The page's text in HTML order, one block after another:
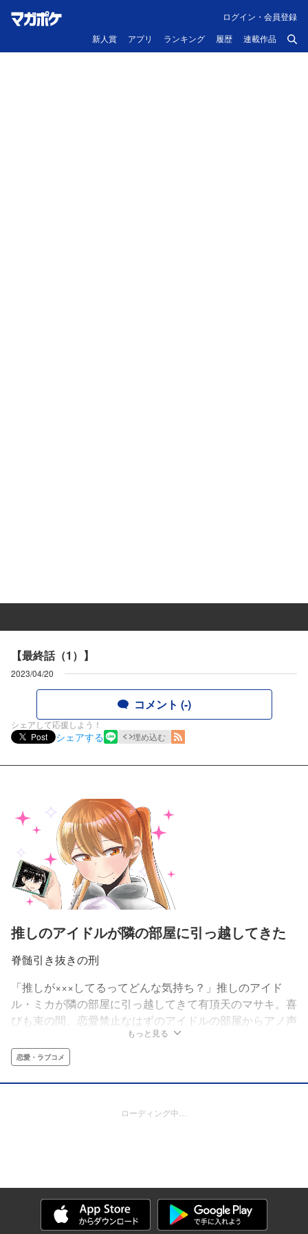
新人賞 アプリ ランキング 履歴 連載作品
ログイン・会員登録
【最終話（1）】
2023/04/20
コメント (-)
シェアして応援しよう！
Post
シェアする 埋め込む
推しのアイドルが隣の部屋に引っ越してきた
脊髄引き抜きの刑
「推しが×××してるってどんな気持ち？」推しのアイド
ル・ミカが隣の部屋に引っ越してきて有頂天のマサキ。喜
びも束の間、恋愛禁止なはずのアイドルの部屋からアノ声
が!?ショックを受けるが、実はマサキを弄ぶミカの“ドＳ
すぎる遊び”だった――！脊髄引き抜きの刑によるアイド
ルとヲタクのラブコメ（!?）漫画！
もっと見る
恋愛・ラブコメ
ローディング中…